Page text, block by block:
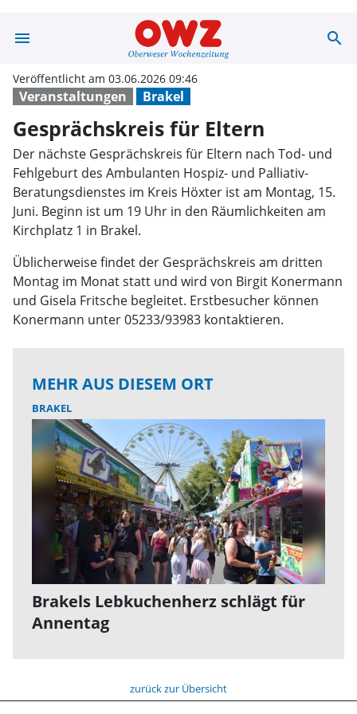
menu Gesprächskreis
search
Veranstaltungen Brakel
Veröffentlicht am 03.06.2026 09:46
Gesprächskreis für Eltern
Der nächste Gesprächskreis für Eltern nach Tod- und
Fehlgeburt des Ambulanten Hospiz- und Palliativ-
Beratungsdienstes im Kreis Höxter ist am Montag, 15.
Juni. Beginn ist um 19 Uhr in den Räumlichkeiten am
Kirchplatz 1 in Brakel.
Üblicherweise findet der Gesprächskreis am dritten
Montag im Monat statt und wird von Birgit Konermann
und Gisela Fritsche begleitet. Erstbesucher können
Konermann unter 05233/93983 kontaktieren.
MEHR AUS DIESEM ORT
BRAKEL
Brakels Lebkuchenherz schlägt für
Annentag
zurück zur Übersicht